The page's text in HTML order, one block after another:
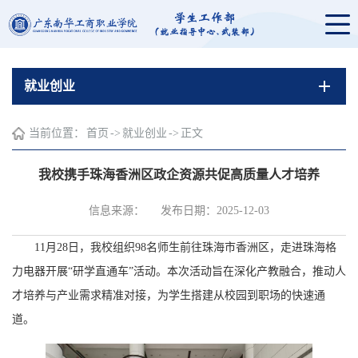
就业创业
当前位置： 首页 -> 就业创业 -> 正文
我校携手珠海香洲区政企资源共促高质量人才培养
信息来源： 发布日期：2025-12-03
11月28日，我校组织98名师生前往珠海市香洲区，走进珠海格
力电器开展“研学直通车”活动。本次活动旨在深化产教融合，推动人
才培养与产业需求精准对接，为学生搭建从校园到职场的快速通
道。